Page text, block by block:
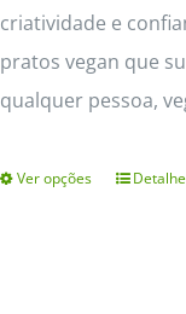
criatividade e
pratos vegan que
qualquer pessoa,
Ver opções
This